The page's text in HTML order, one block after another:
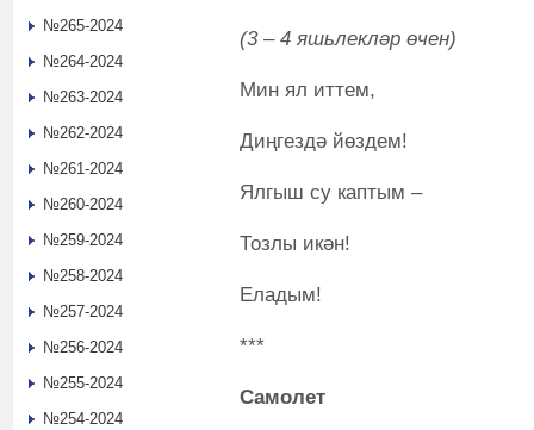
(3 – 4 яшьлекләр өчен)
Мин ял иттем,
Диңгездә йөздем!
Ялгыш су каптым –
Тозлы икән!
Еладым!
***
Самолет
№265-2024
№264-2024
№263-2024
№262-2024
№261-2024
№260-2024
№259-2024
№258-2024
№257-2024
№256-2024
№255-2024
№254-2024